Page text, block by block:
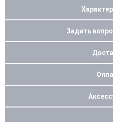
Задать